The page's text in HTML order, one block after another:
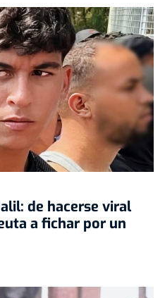
de hacerse viral
a fichar por un